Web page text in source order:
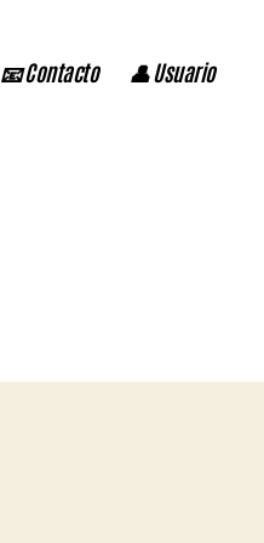
📧 Contacto 👤 Usuario